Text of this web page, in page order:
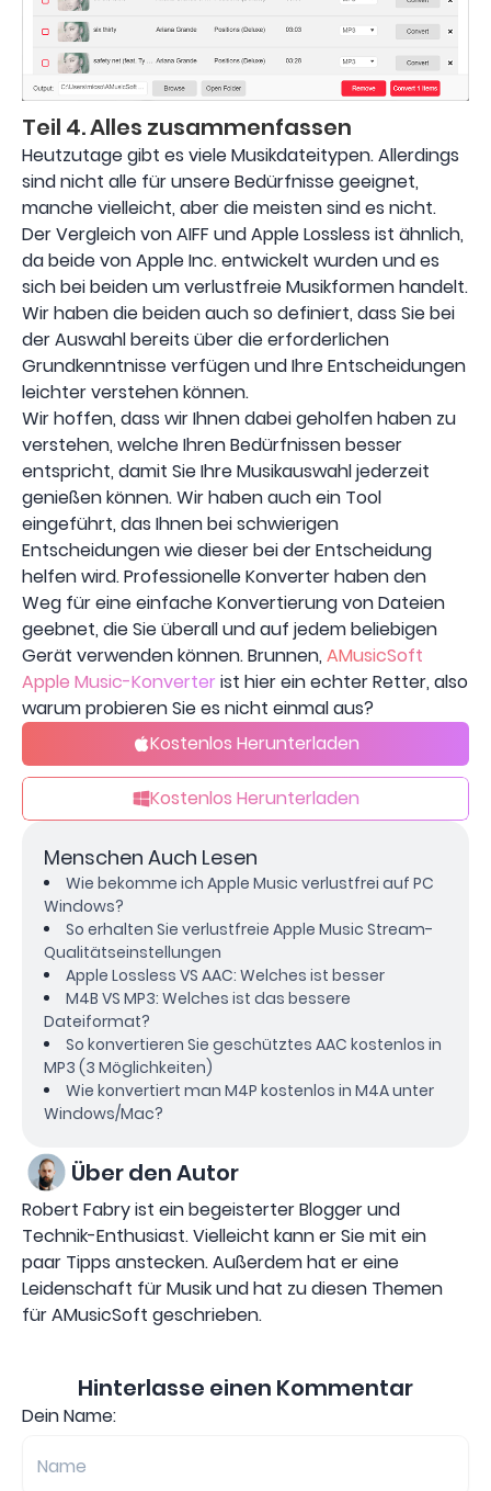
Teil 4. Alles zusammenfassen
Heutzutage gibt es viele Musikdateitypen. Allerdings
sind nicht alle für unsere Bedürfnisse geeignet,
manche vielleicht, aber die meisten sind es nicht.
Der Vergleich von AIFF und Apple Lossless ist ähnlich,
da beide von Apple Inc. entwickelt wurden und es
sich bei beiden um verlustfreie Musikformen handelt.
Wir haben die beiden auch so definiert, dass Sie bei
der Auswahl bereits über die erforderlichen
Grundkenntnisse verfügen und Ihre Entscheidungen
leichter verstehen können.
Wir hoffen, dass wir Ihnen dabei geholfen haben zu
verstehen, welche Ihren Bedürfnissen besser
entspricht, damit Sie Ihre Musikauswahl jederzeit
genießen können. Wir haben auch ein Tool
eingeführt, das Ihnen bei schwierigen
Entscheidungen wie dieser bei der Entscheidung
helfen wird. Professionelle Konverter haben den
Weg für eine einfache Konvertierung von Dateien
geebnet, die Sie überall und auf jedem beliebigen
Gerät verwenden können. Brunnen, AMusicSoft
Apple Music-Konverter ist hier ein echter Retter, also
warum probieren Sie es nicht einmal aus?
Kostenlos Herunterladen
Kostenlos Herunterladen
Menschen Auch Lesen
Wie bekomme ich Apple Music verlustfrei auf PC
Windows?
So erhalten Sie verlustfreie Apple Music Stream-
Qualitätseinstellungen
Apple Lossless VS AAC: Welches ist besser
M4B VS MP3: Welches ist das bessere
Dateiformat?
So konvertieren Sie geschütztes AAC kostenlos in
MP3 (3 Möglichkeiten)
Wie konvertiert man M4P kostenlos in M4A unter
Windows/Mac?
Über den Autor
Robert Fabry ist ein begeisterter Blogger und
Technik-Enthusiast. Vielleicht kann er Sie mit ein
paar Tipps anstecken. Außerdem hat er eine
Leidenschaft für Musik und hat zu diesen Themen
für AMusicSoft geschrieben.
Hinterlasse einen Kommentar
Dein Name: